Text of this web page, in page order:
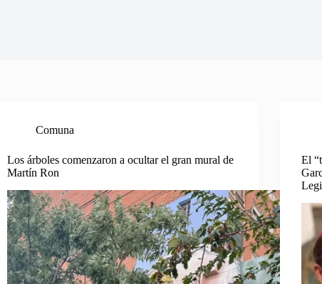
Comuna
Los árboles comenzaron a ocultar el gran mural de
Martín Ron
El